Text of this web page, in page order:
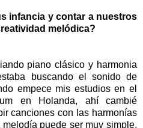
infancia y contar a nuestros
melódica?
piano clásico y harmonia
buscando el sonido de
empece mis estudios en el
en Holanda, ahí cambié
canciones con las harmonías
puede ser muy simple,